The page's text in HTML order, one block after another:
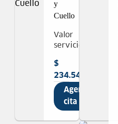
y
Cuello
Valor
servicio
$
234.541
Agendar
cita